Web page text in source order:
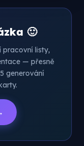
🙂
pracovní listy,
— přesně
generování